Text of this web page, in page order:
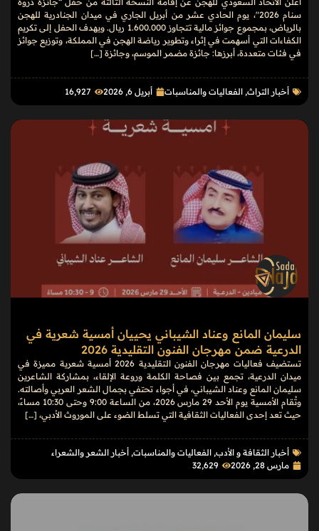
سنام 2026″، يوم الحادي عشر من أبريل الجاري في ميدان الجنادرية للهجن
بالرياض، بمجموع جوائز مالية تتجاوز 1.600.000 ريال. ويهدف الحفل إلى تكريم
الكفاءات التي أسهمت في إثراء وتطوير رياضة الهجن في المملكة، وتوزيع جوائز
في فئات متعددة، أبرزها: جائزة مضمر الموسم، وجائزة […]
أخبار التراث, الفعاليات والمناسبات أبريل 6, 2026 16٬927
سليمان المانع وعناد الشيباني يحييان أمسية شعرية في
الدرعية ضمن مهرجان الفنون التقليدية 2026
تستضيف فعاليات مهرجان الفنون التقليدية 2026 أمسية شعرية مميزة في
ميدان الدرعية، تجمع بين فصاحة الكلمة وروعة الإلقاء، بمشاركة الشاعرين
سليمان المانع وعناد الشيباني، في أجواء تحتفي بجمال الشعر العربي وأصالته.
وتُقام الأمسية يوم الأحد 29 مارس 2026، من الساعة 9:00 وحتى 10:30 مساءً،
حيث تعد إحدى الفعاليات الثقافية التي تسلط الضوء على الموروث الأدبي، […]
أخبار الثقافة و الأدب, الفعاليات والمناسبات, أخبار الشعر والشعراء
مارس 28, 2026
32٬629